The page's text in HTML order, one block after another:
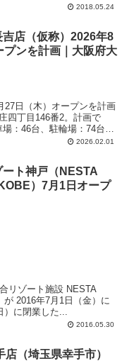
2018.05.24
吉店（仮称）2026年8
プンを計画｜大阪府大
27日（木）オープンを計画
四丁目146番2。計画で
：46台、駐輪場：74台
-午後9時30分。2026.02.01
ト神戸（NESTA
）7月1日オープ
2016年7月1日（金）に
日（日）に閉業した...
2016.05.30
店（埼玉県幸手市）